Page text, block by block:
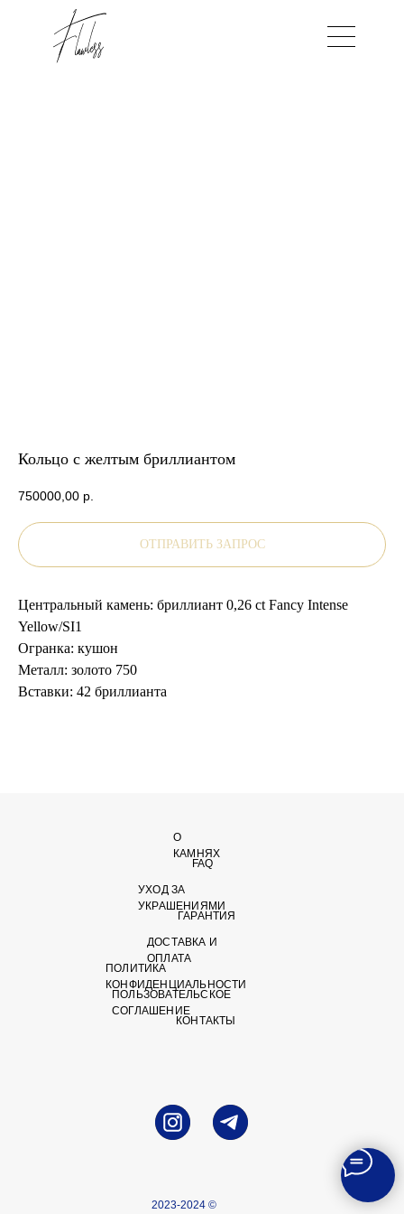
Кольцо с желтым бриллиантом
750000,00 р.
ОТПРАВИТЬ ЗАПРОС
Центральный камень: бриллиант 0,26 ct Fancy Intense
Yellow/SI1
Огранка: кушон
Металл: золото 750
Вставки: 42 бриллианта
2023-2024 ©
FAQ
О
КАМНЯХ
ГАРАНТИЯ
ДОСТАВКА И
ОПЛАТА
ПОЛИТИКА
КОНФИДЕНЦИАЛЬНОСТИ
ПОЛЬЗОВАТЕЛЬСКОЕ
СОГЛАШЕНИЕ
УХОД ЗА
УКРАШЕНИЯМИ
КОНТАКТЫ